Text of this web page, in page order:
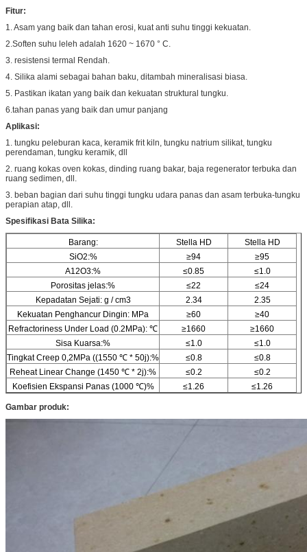
Fitur:
1. Asam yang baik dan tahan erosi, kuat anti suhu tinggi kekuatan.
2.Soften suhu leleh adalah 1620 ~ 1670 ° C.
3. resistensi termal Rendah.
4. Silika alami sebagai bahan baku, ditambah mineralisasi biasa.
5. Pastikan ikatan yang baik dan kekuatan struktural tungku.
6.tahan panas yang baik dan umur panjang
Aplikasi:
1. tungku peleburan kaca, keramik frit kiln, tungku natrium silikat, tungku
perendaman, tungku keramik, dll
2. ruang kokas oven kokas, dinding ruang bakar, baja regenerator terbuka dan
ruang sedimen, dll.
3. beban bagian dari suhu tinggi tungku udara panas dan asam terbuka-tungku
perapian atap, dll.
Spesifikasi Bata Silika:
Barang: Stella HD
Stella HD
SiO2:%
≥94
≥95
A12O3:%
≤0.85
≤1.0
Porositas jelas:%
≤22
≤24
Kepadatan Sejati: g / cm3
2.34
2.35
Kekuatan Penghancur Dingin: MPa
≥60
≥40
Refractoriness Under Load (0.2MPa): ℃
≥1660
≥1660
Sisa Kuarsa:%
≤1.0
≤1.0
Tingkat Creep 0,2MPa ((1550 ℃ * 50j):%
≤0.8
≤0.8
Reheat Linear Change (1450 ℃ * 2j):%
≤0.2
≤0.2
Koefisien Ekspansi Panas (1000 ℃)%
≤1.26 ≤1.26
Gambar produk: